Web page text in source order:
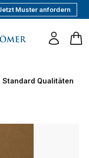
Muster anfordern
Standard Qualitäten